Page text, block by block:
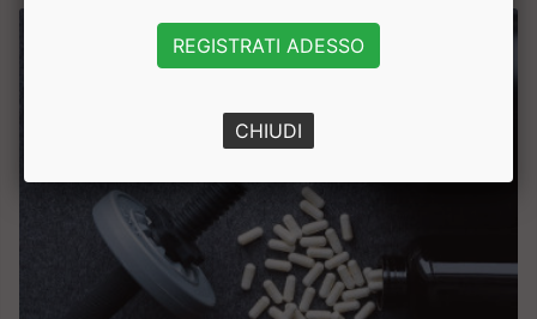
REGISTRATI ADESSO
CHIUDI